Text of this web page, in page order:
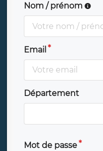
Nom / prénom
Email
Département
Mot de passe